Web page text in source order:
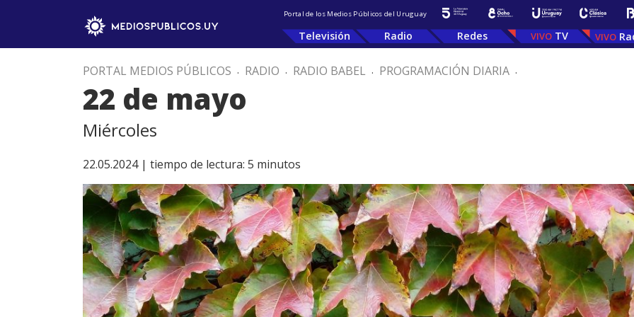
Portal de los Medios Públicos del Uruguay
Televisión Radio Redes TV
PORTAL MEDIOS PÚBLICOS . RADIO . RADIO BABEL . PROGRAMACIÓN DIARIA .
22 de mayo
Miércoles
22.05.2024 | tiempo de lectura: 5 minutos